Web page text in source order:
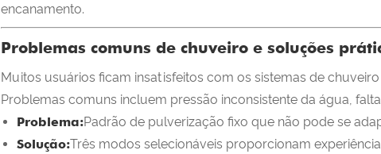
encanamento.
Problemas comuns de chuveiro e soluções
Muitos usuários ficam insatisfeitos com os sistemas de
Problemas comuns incluem pressão inconsistente da água,
Problema:Padrão de pulverização fixo que não pode se
Solução:Três modos selecionáveis ​​proporcionam